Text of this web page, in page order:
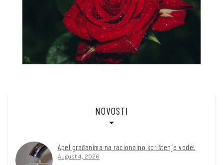
NOVOSTI
Apel građanima na racionalno korištenje vode!
August 4, 2026